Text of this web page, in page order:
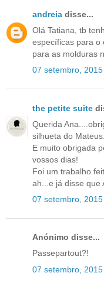
andreia disse...
Olá Tatiana, tb
específicas para o
para as molduras
07 setembro,
the petite suite
Querida
silhueta do Mateus.
E muito obrigada
vossos dias!
Foi um trabalho
ah...e já disse que
07 setembro,
Anónimo disse...
Passepartout?!
07 setembro, 2015